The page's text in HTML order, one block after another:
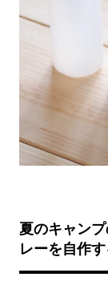
夏のキャン
レーを自作す